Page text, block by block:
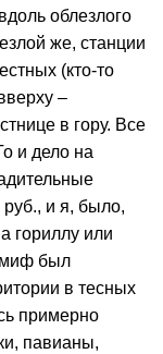
облезлого
же, станции
(кто-то
–
в гору. Все
и дело на
и я, было,
гориллу или
миф был
в тесных
примерно
павианы,